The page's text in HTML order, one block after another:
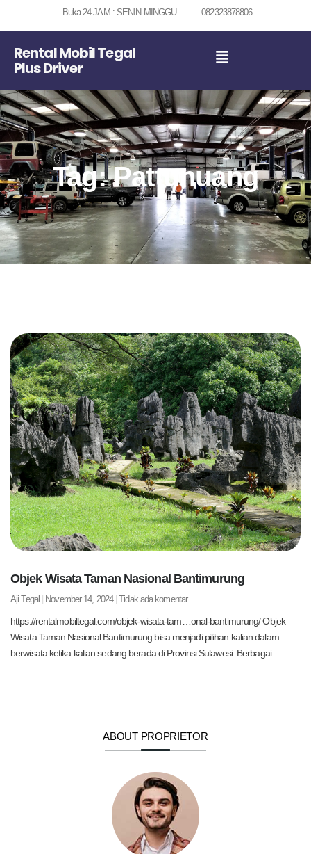
Buka 24 JAM : SENIN-MINGGU 082323878806
Rental Mobil Tegal
Plus Driver
Tag: Pattunuang
Objek Wisata Taman Nasional Bantimurung
Aji Tegal November 14, 2024 Tidak ada komentar
https://rentalmobiltegal.com/objek-wisata-tam…onal-bantimurung/ Objek
Wisata Taman Nasional Bantimurung bisa menjadi pilihan kalian dalam
berwisata ketika kalian sedang berada di Provinsi Sulawesi. Berbagai
ABOUT PROPRIETOR